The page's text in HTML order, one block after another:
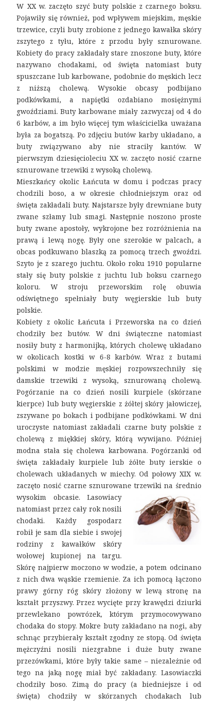
W XX w. zaczęto szyć buty polskie z czarnego boksu.
Pojawiły się również, pod wpływem miejskim, męskie
trzewice, czyli buty zrobione z jednego kawałka skóry
zszytego z tyłu, które z przodu były sznurowane.
Kobiety do pracy zakładały stare znoszone buty, które
nazywano chodakami, od święta natomiast buty
spuszczane lub karbowane, podobnie do męskich lecz
z niższą cholewą. Wysokie obcasy podbijano
podkówkami, a napiętki ozdabiano mosiężnymi
gwoździami. Buty karbowane miały zazwyczaj od 4 do
6 karbów, a im było więcej tym właścicielka uważana
była za bogatszą. Po zdjęciu butów karby układano, a
buty związywano aby nie straciły kantów. W
pierwszym dziesięcioleciu XX w. zaczęto nosić czarne
sznurowane trzewiki z wysoką cholewą.
Mieszkańcy okolic Łańcuta w domu i podczas pracy
chodzili boso, a w okresie chłodniejszym oraz od
święta zakładali buty. Najstarsze były drewniane buty
zwane szłamy lub smagi. Następnie noszono proste
buty zwane apostoły, wykrojone bez rozróżnienia na
prawą i lewą nogę. Były one szerokie w palcach, a
obcas podkuwano blaszką za pomocą trzech gwoździ.
Szyto je z szarego juchtu. Około roku 1910 popularne
stały się buty polskie z juchtu lub boksu czarnego
koloru. W stroju przeworskim rolę obuwia
odświętnego spełniały buty węgierskie lub buty
polskie.
Kobiety z okolic Łańcuta i Przeworska na co dzień
chodziły bez butów. W dni świąteczne natomiast
nosiły buty z harmonijką, których cholewę układano
w okolicach kostki w 6-8 karbów. Wraz z butami
polskimi w modzie męskiej rozpowszechniły się
damskie trzewiki z wysoką, sznurowaną cholewą.
Pogórzanie na co dzień nosili kurpiele (skórzane
kierpce) lub buty węgierskie z żółtej skóry jałowiczej,
zszywane po bokach i podbijane podkówkami. W dni
uroczyste natomiast zakładali czarne buty polskie z
cholewą z miękkiej skóry, którą wywijano. Później
modna stała się cholewa karbowana. Pogórzanki od
święta zakładały kurpiele lub żółte buty ierskie o
cholewach układanych w miechy. Od połowy XIX w.
zaczęto nosić czarne sznurowane trzewiki na średnio
wysokim obcasie.Lasowiacy
natomiast przez cały rok nosili
chodaki. Każdy gospodarz
robił je sam dla siebie i swojej
rodziny z kawałków skóry
wołowej kupionej na targu.
Skórę najpierw moczono w wodzie, a potem odcinano
z nich dwa wąskie rzemienie. Za ich pomocą łączono
prawy górny róg skóry złożony w lewą stronę na
kształt przyszwy. Przez wycięte przy krawędzi dziurki
przewlekano powrózek, którym przymocowywano
chodaka do stopy. Mokre buty zakładano na nogi, aby
schnąc przybierały kształt zgodny ze stopą. Od święta
mężczyźni nosili niezgrabne i duże buty zwane
przezówkami, które były takie same – niezależnie od
tego na jaką nogę miał być zakładany. Lasowiaczki
chodziły boso. Zimą do pracy (a biedniejsze i od
święta) chodziły w skórzanych chodakach lub